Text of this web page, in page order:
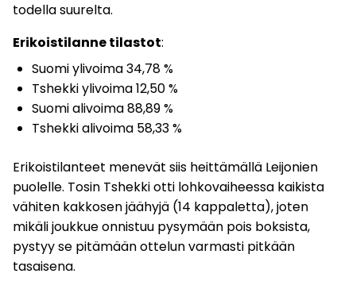
todella suurelta.
Erikoistilanne tilastot:
Suomi ylivoima 34,78 %
Tshekki ylivoima 12,50 %
Suomi alivoima 88,89 %
Tshekki alivoima 58,33 %
Erikoistilanteet menevät siis heittämällä Leijonien
puolelle. Tosin Tshekki otti lohkovaiheessa kaikista
vähiten kakkosen jäähyjä (14 kappaletta), joten
mikäli joukkue onnistuu pysymään pois boksista,
pystyy se pitämään ottelun varmasti pitkään
tasaisena.